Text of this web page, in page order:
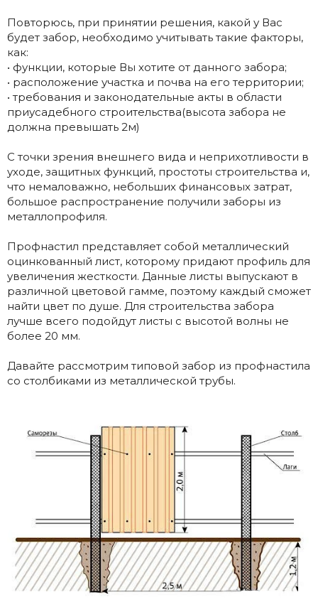
Повторюсь, при принятии решения, какой у Вас
будет забор, необходимо учитывать такие факторы,
как:
• функции, которые Вы хотите от данного забора;
• расположение участка и почва на его территории;
• требования и законодательные акты в области
приусадебного строительства(высота забора не
должна превышать 2м)
С точки зрения внешнего вида и неприхотливости в
уходе, защитных функций, простоты строительства и,
что немаловажно, небольших финансовых затрат,
большое распространение получили заборы из
металлопрофиля.
Профнастил представляет собой металлический
оцинкованный лист, которому придают профиль для
увеличения жесткости. Данные листы выпускают в
различной цветовой гамме, поэтому каждый сможет
найти цвет по душе. Для строительства забора
лучше всего подойдут листы с высотой волны не
более 20 мм.
Давайте рассмотрим типовой забор из профнастила
со столбиками из металлической трубы.